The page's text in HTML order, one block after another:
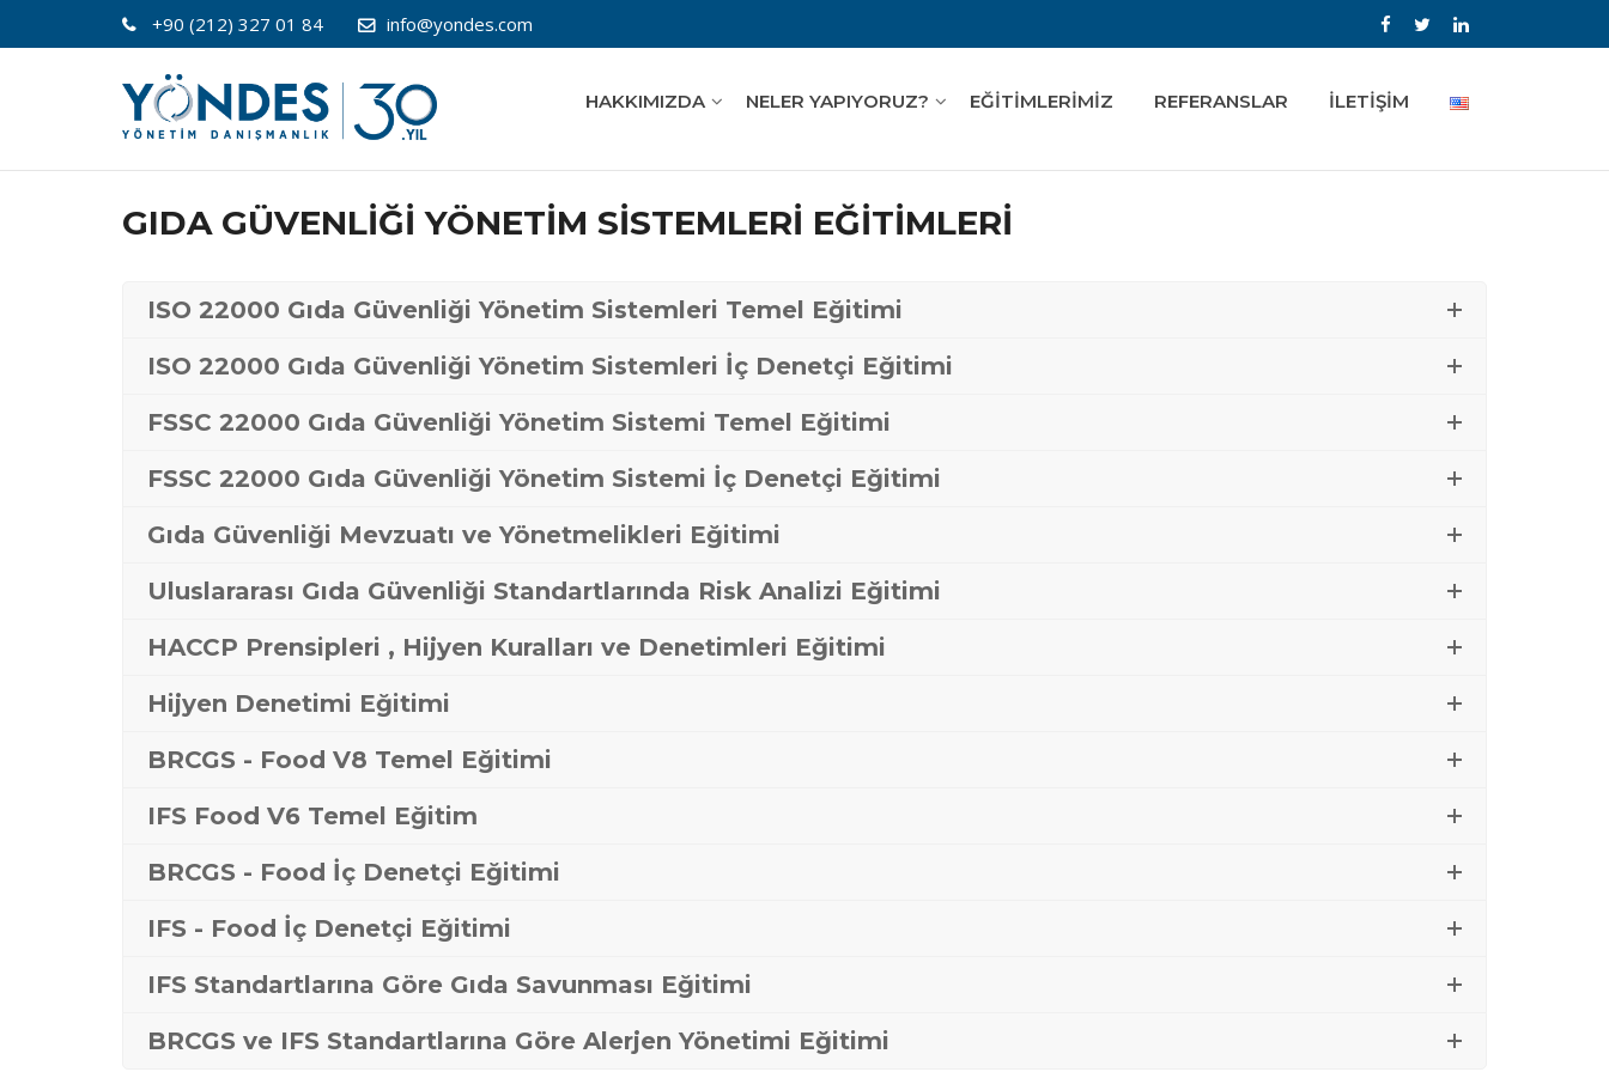
+90 (212) 327 01 84 info@yondes.com
HAKKIMIZDA NELER YAPIYORUZ? EĞİTİMLERİMİZ REFERANSLAR İLETİŞİM
GIDA GÜVENLİĞİ YÖNETİM SİSTEMLERİ EĞİTİMLERİ
ISO 22000 Gıda Güvenliği Yönetim Sistemleri Temel Eğitimi
ISO 22000 Gıda Güvenliği Yönetim Sistemleri İç Denetçi Eğitimi
FSSC 22000 Gıda Güvenliği Yönetim Sistemi Temel Eğitimi
FSSC 22000 Gıda Güvenliği Yönetim Sistemi İç Denetçi Eğitimi
Gıda Güvenliği Mevzuatı ve Yönetmelikleri Eğitimi
Uluslararası Gıda Güvenliği Standartlarında Risk Analizi Eğitimi
HACCP Prensipleri , Hijyen Kuralları ve Denetimleri Eğitimi
Hijyen Denetimi Eğitimi
BRCGS - Food V8 Temel Eğitimi
IFS Food V6 Temel Eğitim
BRCGS - Food İç Denetçi Eğitimi
IFS - Food İç Denetçi Eğitimi
IFS Standartlarına Göre Gıda Savunması Eğitimi
BRCGS ve IFS Standartlarına Göre Alerjen Yönetimi Eğitimi